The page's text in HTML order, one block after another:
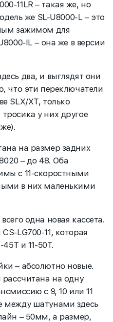
11LR – такая же, но
же SL-U8000-L – это
зажимом для
IL – она же в версии
два, и выглядят они
что эти переключатели
SLX/XT, только
у них другое
на размер задних
– до 48. Оба
с 11-скоростными
в них маленькими
одна новая кассета.
LG700-11, которая
45T и 11-50T.
– абсолютно новые.
рассчитана на одну
с 9, 10 или 11
между шатунами здесь
– 50мм, а размер,